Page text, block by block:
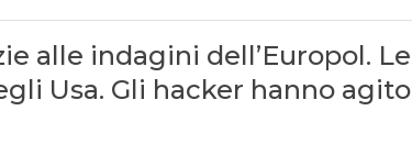
alle indagini dell’Europol. Le
Usa. Gli hacker hanno agito